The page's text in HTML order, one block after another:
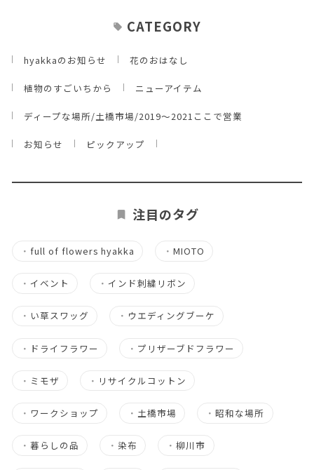
CATEGORY
hyakkaのお知らせ 花のおはなし
植物のすごいちから ニューアイテム
ディープな場所/土橋市場/2019～2021ここで営業
お知らせ ピックアップ
注目のタグ
・ full of flowers hyakka ・MIOTO
・ イベント ・ インド刺繍リボン
・ い草スワッグ ・ ウエディングブーケ
・ ドライフラワー ・ プリザーブドフラワー
・ ミモザ ・ リサイクルコットン
・ ワークショップ ・ 土橋市場 ・昭和な場所
・ 暮らしの品 ・ 染布 ・柳川市